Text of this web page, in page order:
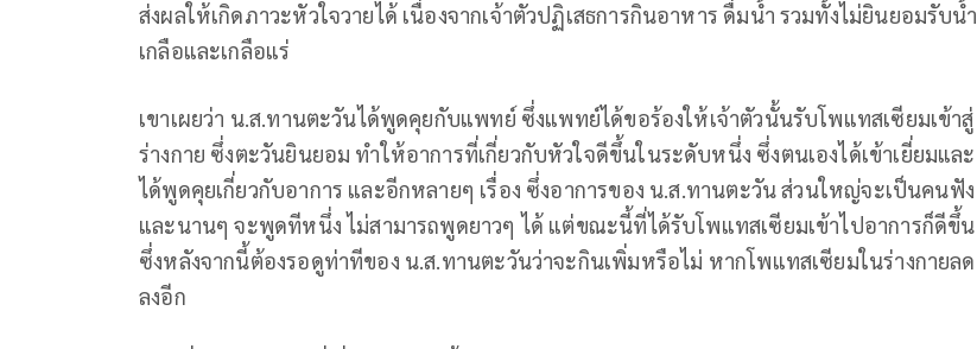
ส่งผลให้เกิดภาวะหัวใจวายได้ เนื่องจากเจ้าตัวปฏิเสธการกินอาหาร ดื่มน้ำ รวมทั้งไม่ยินยอมรับน้ำ
เกลือและเกลือแร่
เขาเผยว่า น.ส.ทานตะวันได้พูดคุยกับแพทย์ ซึ่งแพทย์ได้ขอร้องให้เจ้าตัวนั้นรับโพแทสเซียมเข้าสู่
ร่างกาย ซึ่งตะวันยินยอม ทำให้อาการที่เกี่ยวกับหัวใจดีขึ้นในระดับหนึ่ง ซึ่งตนเองได้เข้าเยี่ยมและ
ได้พูดคุยเกี่ยวกับอาการ และอีกหลายๆ เรื่อง ซึ่งอาการของ น.ส.ทานตะวัน ส่วนใหญ่จะเป็นคนฟัง
และนานๆ จะพูดทีหนึ่ง ไม่สามารถพูดยาวๆ ได้ แต่ขณะนี้ที่ได้รับโพแทสเซียมเข้าไปอาการก็ดีขึ้น
ซึ่งหลังจากนี้ต้องรอดูท่าทีของ น.ส.ทานตะวันว่าจะกินเพิ่มหรือไม่ หากโพแทสเซียมในร่างกายลด
ลงอีก